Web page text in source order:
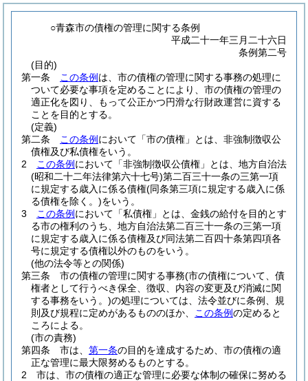
○青森市の債権の管理に関する条例
平成二十一年三月二十六日
条例第二号
(目的)
第一条
この条例 は、市の債権の管理に関する事務の処理に
ついて必要な事項を定めることにより、市の債権の管理の
適正化を図り、もって公正かつ円滑な行財政運営に資する
ことを目的とする。
(定義)
第二条
この条例 において「市の債権」とは、非強制徴収公
債権及び私債権をいう。
2
この条例 において「非強制徴収公債権」とは、地方自治法
(昭和二十二年法律第六十七号)第二百三十一条の三第一項
に規定する歳入に係る債権(同条第三項に規定する歳入に係
る債権を除く。)をいう。
3
この条例 において「私債権」とは、金銭の給付を目的とす
る市の権利のうち、地方自治法第二百三十一条の三第一項
に規定する歳入に係る債権及び同法第二百四十条第四項各
号に規定する債権以外のものをいう。
(他の法令等との関係)
第三条
市の債権の管理に関する事務(市の債権について、債
権者として行うべき保全、徴収、内容の変更及び消滅に関
する事務をいう。)の処理については、法令並びに条例、規
則及び規程に定めがあるもののほか、
この条例の定めると
ころによる。
(市の責務)
第四条
市は、 第一条の目的を達成するため、市の債権の適
正な管理に最大限努めるものとする。
2
市は、市の債権の適正な管理に必要な体制の確保に努める